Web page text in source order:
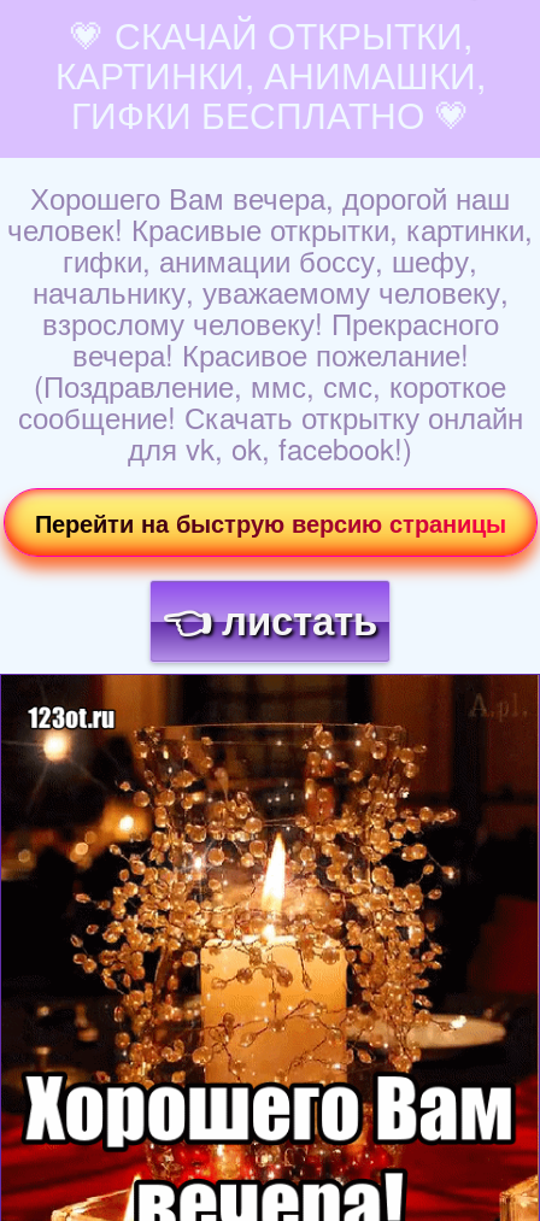
💗 СКАЧАЙ ОТКРЫТКИ,
КАРТИНКИ, АНИМАШКИ,
ГИФКИ БЕСПЛАТНО 💗
Хорошего Вам вечера, дорогой наш
человек! Красивые открытки, картинки,
гифки, анимации боссу, шефу,
начальнику, уважаемому человеку,
взрослому человеку! Прекрасного
вечера! Красивое пожелание!
(Поздравление, ммс, смс, короткое
сообщение! Скачать открытку онлайн
для vk, ok, facebook!)
Перейти на быструю версию страницы
👈 листать
Загрузка картинки...